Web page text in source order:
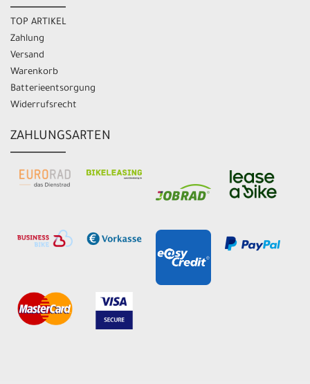
TOP ARTIKEL
Zahlung
Versand
Warenkorb
Batterieentsorgung
Widerrufsrecht
ZAHLUNGSARTEN